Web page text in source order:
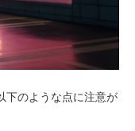
下のような点に注意が